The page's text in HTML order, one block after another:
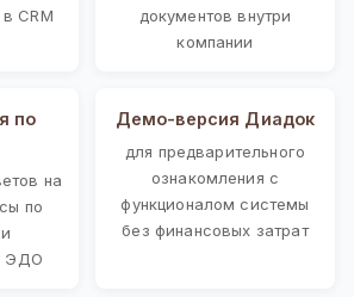
CRM
документов внутри
компании
по
на
по
ЭДО
Демо-версия Диадок
для предварительного
ознакомления с
функционалом системы
без финансовых затрат